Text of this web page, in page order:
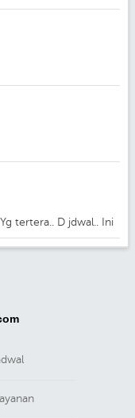
tertera.. D jdwal.. Ini